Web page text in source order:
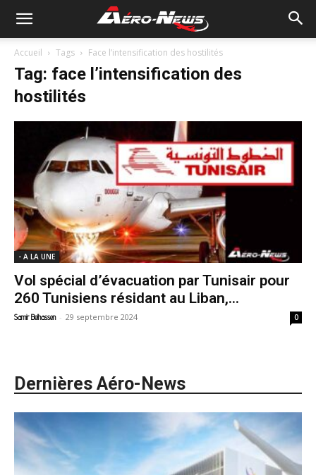
Accueil Tags Face l’intensification des hostilités
Tag: face l’intensification des
hostilités
- A LA UNE
Vol spécial d’évacuation par Tunisair pour
260 Tunisiens résidant au Liban,...
Samir Belhassen - 29 septembre 2024 0
Dernières Aéro-News